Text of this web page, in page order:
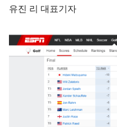
유진 리 대표기자